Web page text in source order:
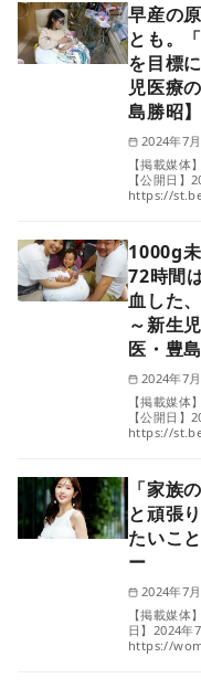
早産の
とも。
を目標
児医療
島勝昭】
2024年7
【掲載媒
【公開日】
https://
1000g
72時間
血した
～新生
医・豊島
2024年7
【掲載媒
【公開日】
https://
「家族
と頑張
たいこ
ー
2024年7
【掲載媒体
日】2024年
https://